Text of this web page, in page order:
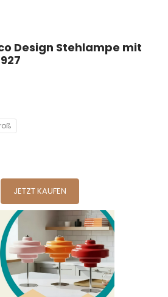
Design Stehlampe mit
JETZT KAUFEN